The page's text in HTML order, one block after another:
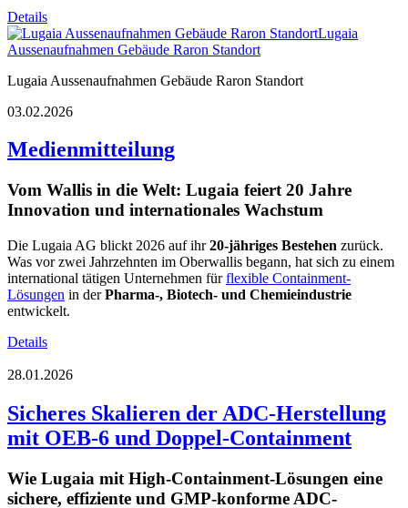
Details
Lugaia
Aussenaufnahmen Gebäude Raron Standort
Lugaia Aussenaufnahmen Gebäude Raron Standort
03.02.2026
Medienmitteilung
Vom Wallis in die Welt: Lugaia feiert 20 Jahre
Innovation und internationales Wachstum
Die Lugaia AG blickt 2026 auf ihr20-jähriges Bestehen zurück.
Was vor zwei Jahrzehnten im Oberwallis begann, hat sich zu einem
international tätigen Unternehmen fürflexible Containment-
Lösungen in derPharma-, Biotech- und Chemieindustrie
entwickelt.
Details
28.01.2026
Sicheres Skalieren der ADC-Herstellung
mit OEB-6 und Doppel-Containment
Wie Lugaia mit High-Containment-Lösungen eine
sichere, effiziente und GMP-konforme ADC-